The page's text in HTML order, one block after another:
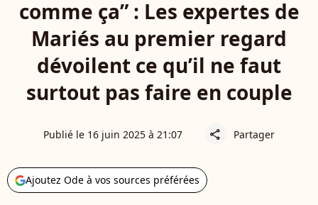
comme ça” : Les expertes de
Mariés au premier regard
dévoilent ce qu’il ne faut
surtout pas faire en couple
Publié le 16 juin 2025 à 21:07 share Partager
Ajoutez Ode à vos sources préférées